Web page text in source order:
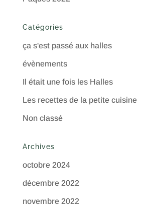
Catégories
ça s'est passé aux halles
évènements
Il était une fois les Halles
Les recettes de la petite cuisine
Non classé
Archives
octobre 2024
décembre 2022
novembre 2022